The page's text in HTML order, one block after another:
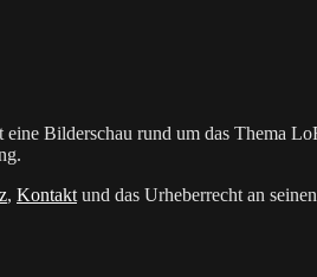
Bilderschau rund um das Thema
, Kontakt und das Urheberrecht an